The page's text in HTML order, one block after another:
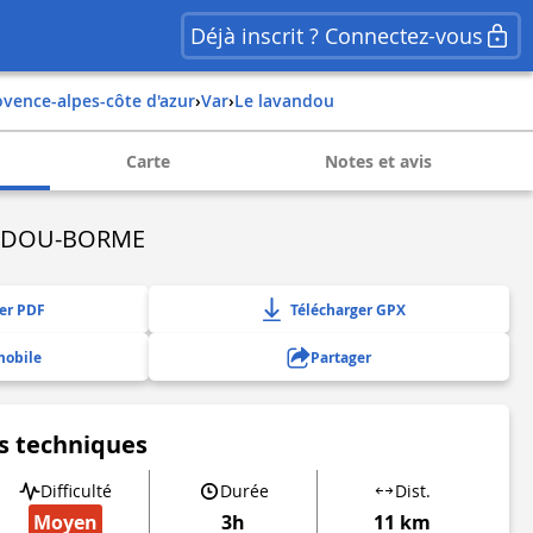
Déjà inscrit ? Connectez-vous
alpes-côte d'azur› var› le lavandou
Carte Notes et avis
BORME
PDF Télécharger GPX
Partager
techniques
Difficulté
Moyen
Durée
3h
Dist.
11 km